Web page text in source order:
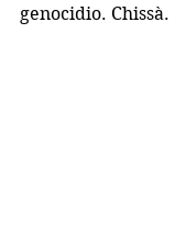
genocidio. Chissà.